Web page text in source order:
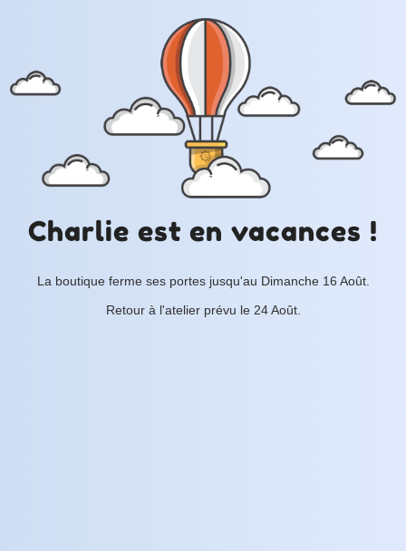
Charlie est en vacances !
La boutique ferme ses portes jusqu'au Dimanche 16 Août.
Retour à l'atelier prévu le 24 Août.